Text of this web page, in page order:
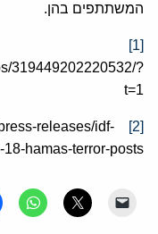
המשתתפים בהן.
[1]
319449202220532/?
t=1
[2]
releases/idf-
18-hamas-terror-posts/